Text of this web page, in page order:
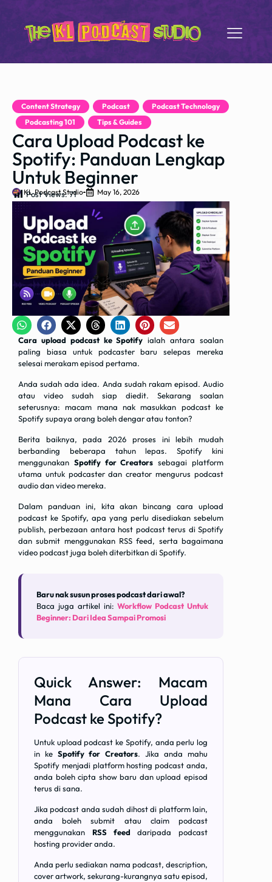
Content Strategy Podcast
Podcast Technology
Podcasting 101 Tips & Guides
Cara Upload Podcast ke
Spotify: Panduan Lengkap
Untuk Beginner
KL Podcast Studio May 16, 2026
Post Views:71
Cara upload podcast ke Spotify ialah antara soalan
paling biasa untuk podcaster baru selepas mereka
selesai merakam episod pertama.
Anda sudah ada idea. Anda sudah rakam episod. Audio
atau video sudah siap diedit. Sekarang soalan
seterusnya: macam mana nak masukkan podcast ke
Spotify supaya orang boleh dengar atau tonton?
Berita baiknya, pada 2026 proses ini lebih mudah
berbanding beberapa tahun lepas. Spotify kini
menggunakan Spotify for Creators sebagai platform
utama untuk podcaster dan creator mengurus podcast
audio dan video mereka.
Dalam panduan ini, kita akan bincang cara upload
podcast ke Spotify, apa yang perlu disediakan sebelum
publish, perbezaan antara host podcast terus di Spotify
dan submit menggunakan RSS feed, serta bagaimana
video podcast juga boleh diterbitkan di Spotify.
Baru nak susun proses podcast dari awal?
Baca juga artikel ini:Workflow Podcast Untuk
Beginner: Dari Idea Sampai Promosi
Quick Answer: Macam
Mana Cara Upload
Podcast ke Spotify?
Untuk upload podcast ke Spotify, anda perlu log
in keSpotify for Creators. Jika anda mahu
Spotify menjadi platform hosting podcast anda,
anda boleh cipta show baru dan upload episod
terus di sana.
Jika podcast anda sudah dihost di platform lain,
anda boleh submit atau claim podcast
menggunakan RSS feed daripada podcast
hosting provider anda.
Anda perlu sediakan nama podcast, description,
cover artwork, sekurang-kurangnya satu episod,